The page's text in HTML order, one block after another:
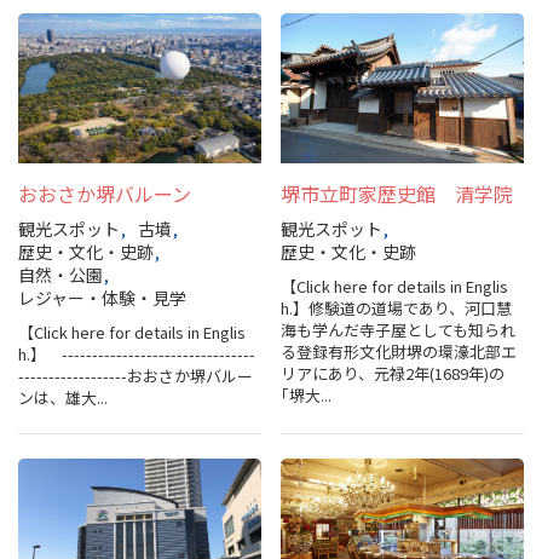
旅行業約款及びご旅行条件書について
リンク集
for Business
おおさか堺バルーン
観光スポット
古墳
歴史・文化・史跡
自然・公園
レジャー・体験・見学
【Click here for details in Englis
h.】 --------------------------------
------------------おおさか堺バルー
ンは、雄大...
堺市立町家歴史館 清学院
観光スポット
歴史・文化・史跡
【Click here for details in Englis
h.】修験道の道場であり、河口慧
海も学んだ寺子屋としても知られ
る登録有形⽂化財堺の環濠北部エ
リアにあり、元禄2年(1689年)の
｢堺⼤...